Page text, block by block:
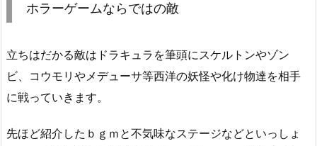
ホラーゲームならではの敵
立ちはだかる敵はドラキュラを筆頭にスケルトンやゾン
ビ、コウモリやメデューサ等西洋の妖怪や化け物達を相手
に戦っていきます。
先ほど紹介したｂｇｍと不気味なステージなどといっしょ